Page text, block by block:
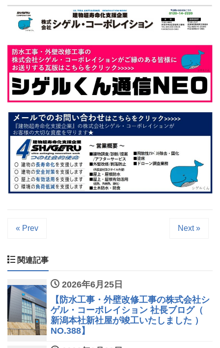
« Prev Next »
関連記事
2026年6月25日
【防水工事・外壁改修工事の株式会社シ
ゲル・コーポレイション 社長ブログ（
新潟本社新社屋が竣工いたしました ）
NO.388】